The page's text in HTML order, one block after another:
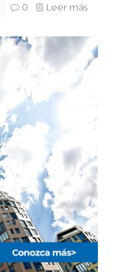
0 Leer más